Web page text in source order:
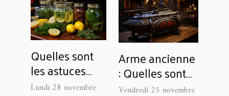
Quelles sont
les astuces
pour avoir une
Lundi 28 novembre
Arme ancienne
: Quelles sont
les
Vendredi 25 novembre